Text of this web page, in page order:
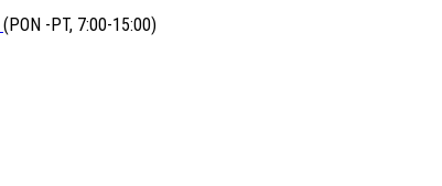
(PON -PT, 7:00-15:00)